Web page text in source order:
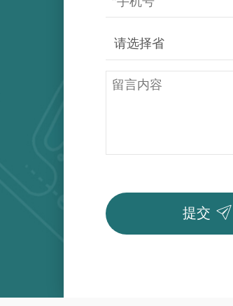
提交 